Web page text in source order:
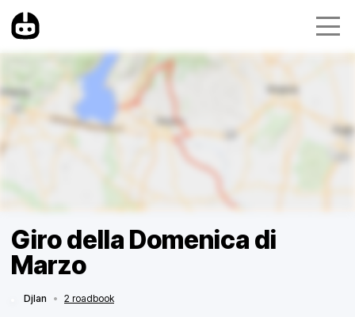
Giro della Domenica di
Marzo
Djlan • 2 roadbook